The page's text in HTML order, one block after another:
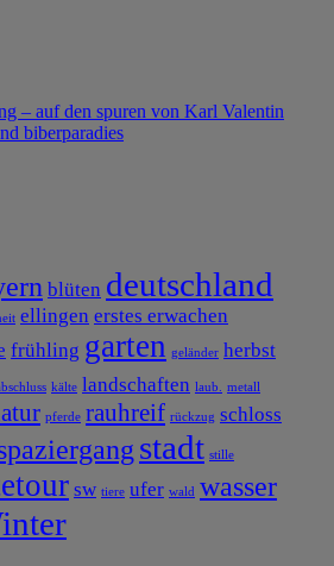
– auf den spuren von Karl Valentin
biberparadies
blüten deutschland
ellingen erstes erwachen
frühling garten geländer herbst
kälte landschaften laub. metall
pferde rauhreif rückzug schloss
stadt stille
sw tiere ufer wald wasser